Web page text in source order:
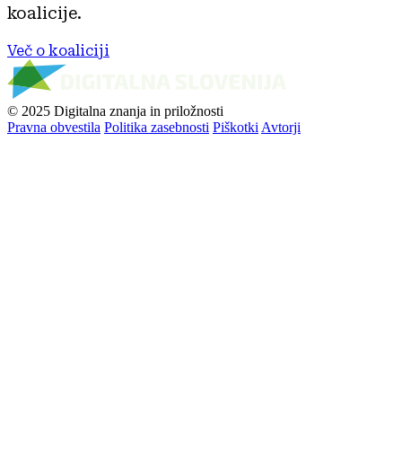
koalicije.
Več o koaliciji
© 2025 Digitalna znanja in priložnosti
Pravna obvestila Politika zasebnosti Piškotki Avtorji